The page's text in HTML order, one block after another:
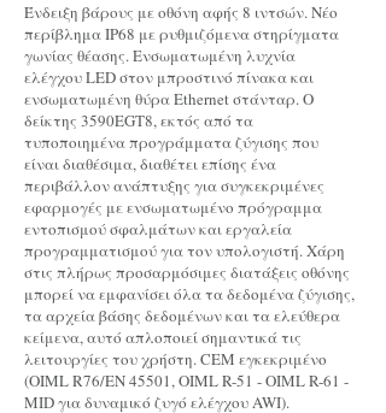
Ένδειξη βάρους με οθόνη αφής 8 ιντσών. Νέο
περίβλημα IP68 με ρυθμιζόμενα στηρίγματα
γωνίας θέασης. Ενσωματωμένη λυχνία
ελέγχου LED στον μπροστινό πίνακα και
ενσωματωμένη θύρα Ethernet στάνταρ. Ο
δείκτης 3590EGT8, εκτός από τα
τυποποιημένα προγράμματα ζύγισης που
είναι διαθέσιμα, διαθέτει επίσης ένα
περιβάλλον ανάπτυξης για συγκεκριμένες
εφαρμογές με ενσωματωμένο πρόγραμμα
εντοπισμού σφαλμάτων και εργαλεία
προγραμματισμού για τον υπολογιστή. Χάρη
στις πλήρως προσαρμόσιμες διατάξεις οθόνης
μπορεί να εμφανίσει όλα τα δεδομένα ζύγισης,
τα αρχεία βάσης δεδομένων και τα ελεύθερα
κείμενα, αυτό απλοποιεί σημαντικά τις
λειτουργίες του χρήστη. CEM εγκεκριμένο
(OIML R76/EN 45501, OIML R-51 - OIML R-61 -
MID για δυναμικό ζυγό ελέγχου AWI).